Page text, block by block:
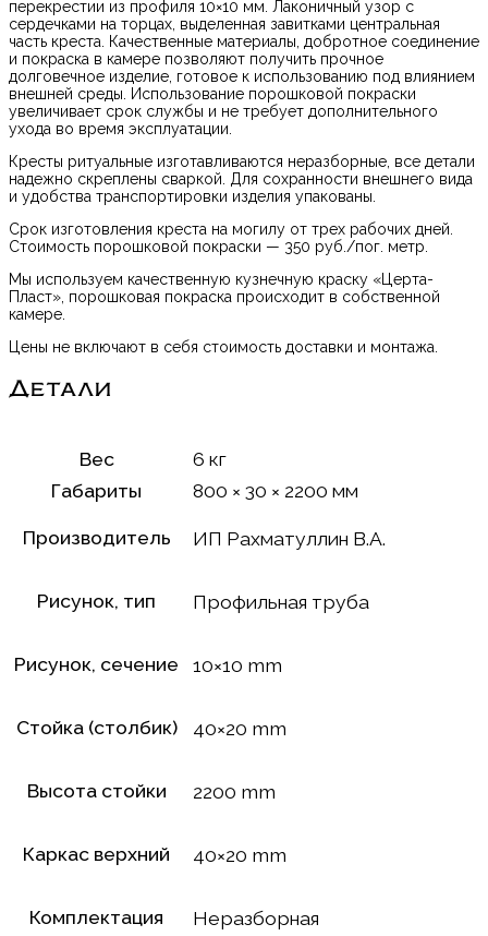
перекрестии из профиля 10×10 мм. Лаконичный узор с
сердечками на торцах, выделенная завитками центральная
часть креста. Качественные материалы, добротное соединение
и покраска в камере позволяют получить прочное
долговечное изделие, готовое к использованию под влиянием
внешней среды. Использование порошковой покраски
увеличивает срок службы и не требует дополнительного
ухода во время эксплуатации.
Кресты ритуальные изготавливаются неразборные, все детали
надежно скреплены сваркой. Для сохранности внешнего вида
и удобства транспортировки изделия упакованы.
Срок изготовления креста на могилу от трех рабочих дней.
Стоимость порошковой покраски — 350 руб./пог. метр.
Мы используем качественную кузнечную краску «Церта-
Пласт», порошковая покраска происходит в собственной
камере.
Цены не включают в себя стоимость доставки и монтажа.
Детали
Вес
6 кг
Габариты
800 × 30 × 2200 мм
Производитель ИП Рахматуллин В.А.
Рисунок, тип Профильная труба
Рисунок, сечение 10×10 mm
Стойка (столбик) 40×20 mm
Высота стойки 2200 mm
Каркас верхний 40×20 mm
Комплектация Неразборная